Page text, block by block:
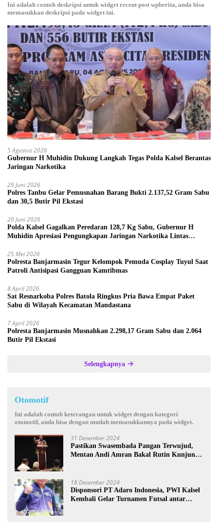
Ini adalah contoh deskripsi untuk widget recent post wpberita, anda bisa
memasukkan deskripsi pada widget ini.
5 Agustus 2026
Gubernur H Muhidin Dukung Langkah Tegas Polda Kalsel Berantas
Jaringan Narkotika
29 Juni 2026
Polres Tanbu Gelar Pemusnahan Barang Bukti 2.137,52 Gram Sabu
dan 30,5 Butir Pil Ekstasi
20 Juni 2026
Polda Kalsel Gagalkan Peredaran 128,7 Kg Sabu, Gubernur H
Muhidin Apresiasi Pengungkapan Jaringan Narkotika Lintas
25 Mei 2026
Polresta Banjarmasin Tegur Kelompok Pemuda Cosplay Tuyul Saat
Patroli Antisipasi Gangguan Kamtibmas
8 April 2026
Sat Resnarkoba Polres Batola Ringkus Pria Bawa Empat Paket
Sabu di Wilayah Kecamatan Mandastana
7 April 2026
Polresta Banjarmasin Musnahkan 2.298,17 Gram Sabu dan 2.064
Butir Pil Ekstasi
Selengkapnya
Otomotif
Ini adalah contoh keterangan untuk widget dengan kategori
otomotif, anda bisa dengan mudah memasukkannya pada widget.
31 Desember 2024
Pastikan Swasembada Pangan Terwujud,
Mentan Andi Amran Bakal Rutin Kunjungi
18 Desember 2024
Disponsori PT Adaro Indonesia, PWI Kalsel
Kembali Gelar Turnamen Futsal antar